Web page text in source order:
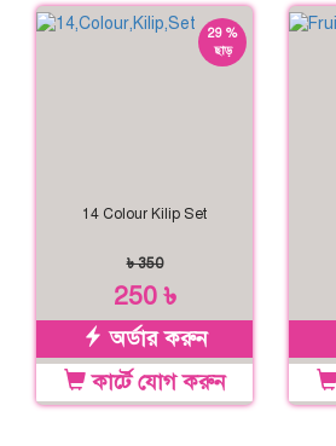
29 %
ছাড়
14 Colour Kilip Set
৳ 350
250 ৳
অর্ডার করুন
কার্টে যোগ করুন